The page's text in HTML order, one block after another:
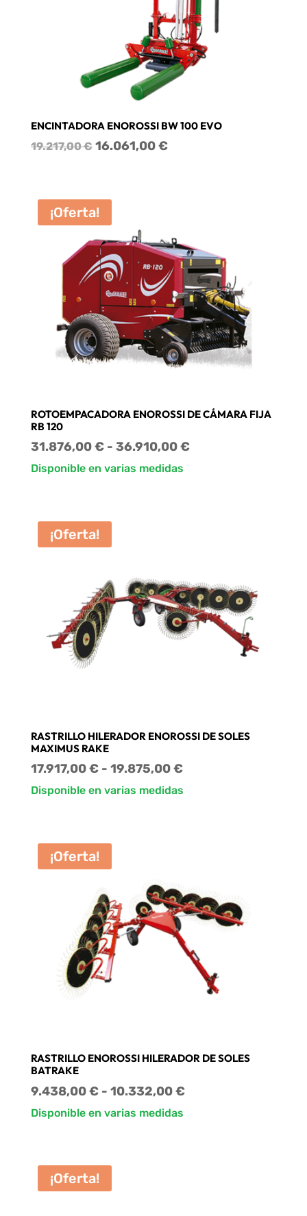
ENCINTADORA ENOROSSI BW 100 EVO
19.217,00€ El
era:
19.217,00 €.
16.061,00€El
¡Oferta!
ROTOEMPACADORA ENOROSSI DE CÁMARA FIJA
RB 120
31.876,00€ - 36.910,00€Rango
Disponible en varias medidas
¡Oferta!
RASTRILLO HILERADOR ENOROSSI DE SOLES
MAXIMUS RAKE
17.917,00€ - 19.875,00€Rango
de
Disponible en varias medidas
¡Oferta!
RASTRILLO ENOROSSI HILERADOR DE SOLES
BATRAKE
9.438,00€ - 10.332,00€Rango
Disponible en varias medidas
¡Oferta!